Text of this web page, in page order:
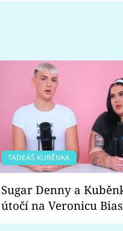
TADEÁŠ KUBĚNKA
Sugar Denny a
útočí na Veronicu
Proč je podle nich